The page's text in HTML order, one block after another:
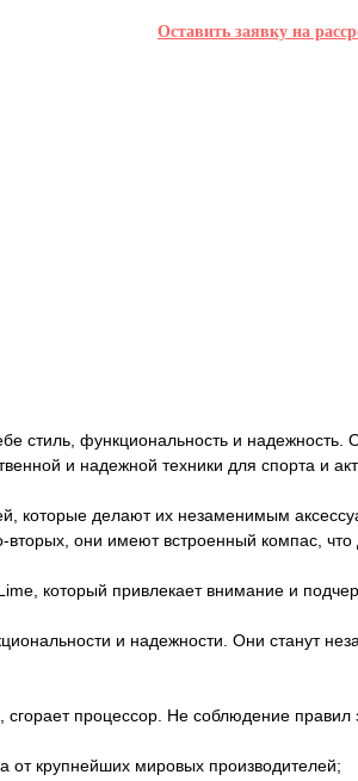
Оставить заявку на
стиль, функциональность и
и надежной техники для спорта и
которые делают их незаменимым
они имеют встроенный компас,
который привлекает внимание и
и надежности. Они станут
процессор. Не соблюдение
от крупнейших мировых производителей;